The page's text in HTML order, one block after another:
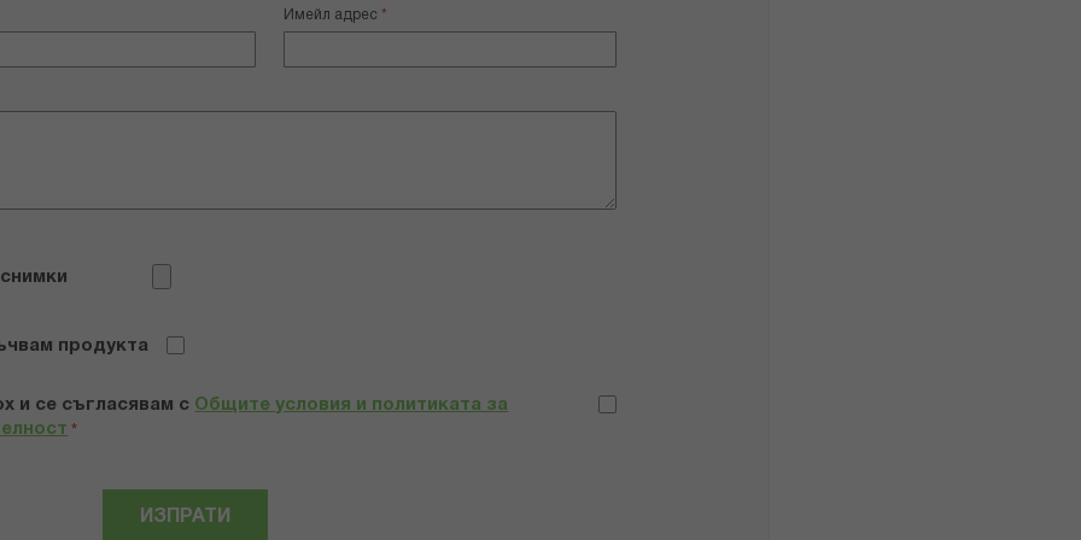
Имейл адрес
продукта
и се съгласявам с Общите условия и политиката за
*
ИЗПРАТИ